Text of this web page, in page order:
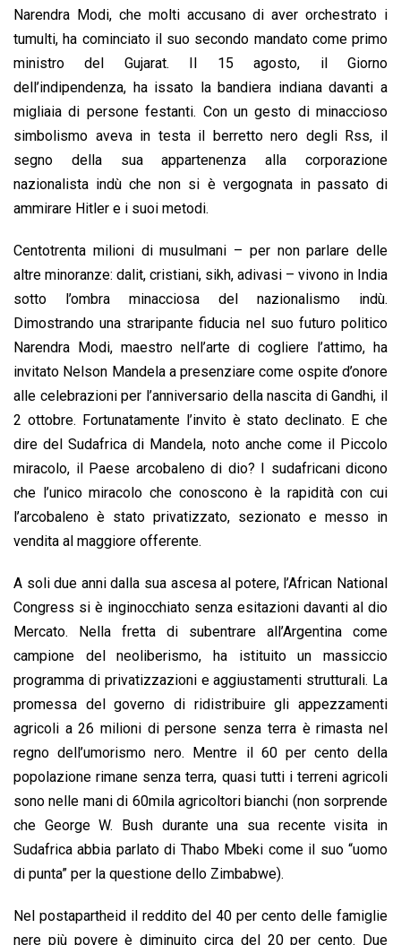
Narendra Modi, che molti accusano di aver orchestrato i
tumulti, ha cominciato il suo secondo mandato come primo
ministro del Gujarat. Il 15 agosto, il Giorno
dell’indipendenza, ha issato la bandiera indiana davanti a
migliaia di persone festanti. Con un gesto di minaccioso
simbolismo aveva in testa il berretto nero degli Rss, il
segno della sua appartenenza alla corporazione
nazionalista indù che non si è vergognata in passato di
ammirare Hitler e i suoi metodi.
Centotrenta milioni di musulmani – per non parlare delle
altre minoranze: dalit, cristiani, sikh, adivasi – vivono in India
sotto l’ombra minacciosa del nazionalismo indù.
Dimostrando una straripante fiducia nel suo futuro politico
Narendra Modi, maestro nell’arte di cogliere l’attimo, ha
invitato Nelson Mandela a presenziare come ospite d’onore
alle celebrazioni per l’anniversario della nascita di Gandhi, il
2 ottobre. Fortunatamente l’invito è stato declinato. E che
dire del Sudafrica di Mandela, noto anche come il Piccolo
miracolo, il Paese arcobaleno di dio? I sudafricani dicono
che l’unico miracolo che conoscono è la rapidità con cui
l’arcobaleno è stato privatizzato, sezionato e messo in
vendita al maggiore offerente.
A soli due anni dalla sua ascesa al potere, l’African National
Congress si è inginocchiato senza esitazioni davanti al dio
Mercato. Nella fretta di subentrare all’Argentina come
campione del neoliberismo, ha istituito un massiccio
programma di privatizzazioni e aggiustamenti strutturali. La
promessa del governo di ridistribuire gli appezzamenti
agricoli a 26 milioni di persone senza terra è rimasta nel
regno dell’umorismo nero. Mentre il 60 per cento della
popolazione rimane senza terra, quasi tutti i terreni agricoli
sono nelle mani di 60mila agricoltori bianchi (non sorprende
che George W. Bush durante una sua recente visita in
Sudafrica abbia parlato di Thabo Mbeki come il suo “uomo
di punta” per la questione dello Zimbabwe).
Nel postapartheid il reddito del 40 per cento delle famiglie
nere più povere è diminuito circa del 20 per cento. Due